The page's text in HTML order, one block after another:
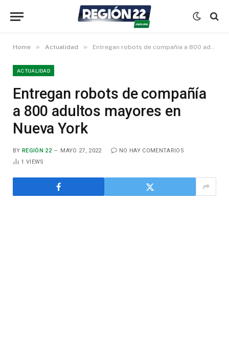
Home » Actualidad » Entregan robots de compañía a 800 adultos mayores en Nueva York
ACTUALIDAD
Entregan robots de compañía
a 800 adultos mayores en
Nueva York
BY REGIÓN 22 MAYO 27, 2022
NO HAY COMENTARIOS
1VIEWS